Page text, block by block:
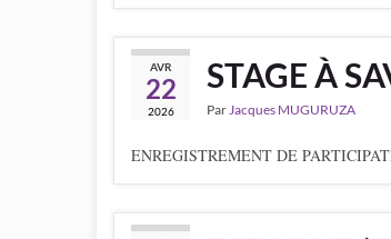
AVR
22
2026
STAGE À
ParJacques MUGURUZA
ENREGISTREMENT DE